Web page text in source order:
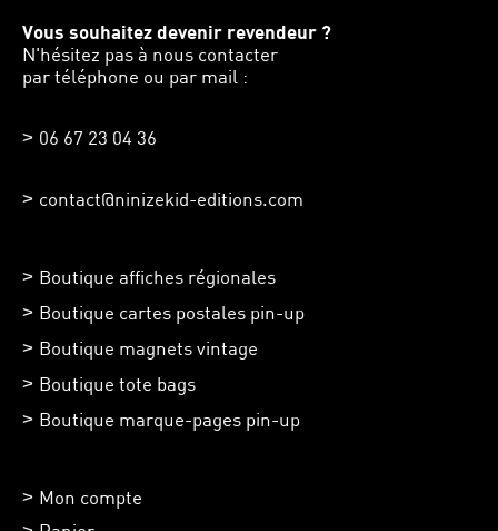
Vous souhaitez devenir revendeur ?
N'hésitez pas à nous contacter
par téléphone ou par mail :
06 67 23 04 36
contact@ninizekid-editions.com
Boutique affiches régionales
Boutique cartes postales pin-up
Boutique magnets vintage
Boutique tote bags
Boutique marque-pages pin-up
Mon compte